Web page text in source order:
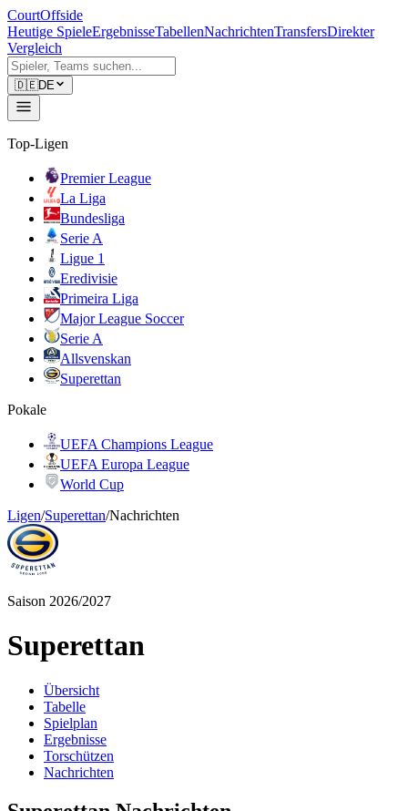
CourtOffside
Heutige SpieleErgebnisseTabellenNachrichtenTransfersDirekter
Vergleich
🇩🇪DE
Top-Ligen
Premier League
La Liga
Bundesliga
Serie A
Ligue 1
Eredivisie
Primeira Liga
Major League Soccer
Serie A
Allsvenskan
Superettan
Pokale
UEFA Champions League
UEFA Europa League
World Cup
Ligen/Superettan/Nachrichten
Saison 2026/2027
Superettan
Übersicht
Tabelle
Spielplan
Ergebnisse
Torschützen
Nachrichten